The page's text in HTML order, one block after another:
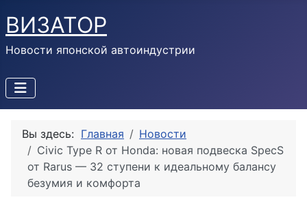
ВИЗАТОР
Новости японской автоиндустрии
Вы здесь: Главная
Новости
Civic Type R от Honda: новая подвеска SpecS
от Rarus — 32 ступени к идеальному балансу
безумия и комфорта